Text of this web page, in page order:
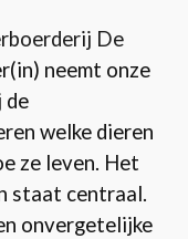
De
neemt onze
de
welke dieren
ze leven. Het
staat centraal.
onvergetelijke